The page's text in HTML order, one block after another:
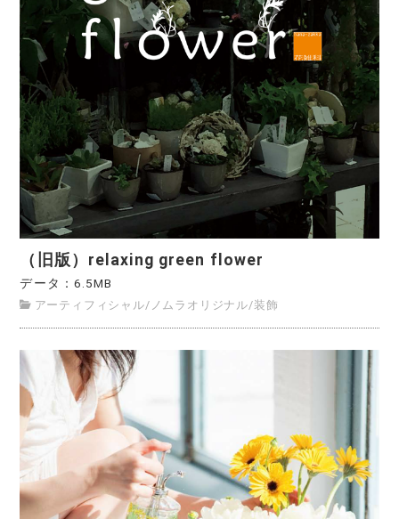
（旧版）relaxing green flower
データ：6.5MB
アーティフィシャル/ ノムラオリジナル/装飾